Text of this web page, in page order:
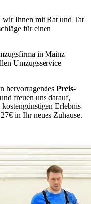
wir Ihnen mit Rat und Tat
für einen
in Mainz
Umzugsservice
hervorragendes Preis-
freuen uns darauf,
Erlebnis
in Ihr neues Zuhause.